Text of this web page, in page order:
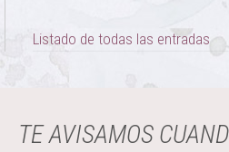
Listado de todas las entradas
TE AVISAMOS